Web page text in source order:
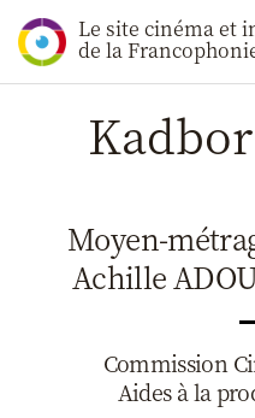
Le site cinéma et
de la
Moyen-
Achille
Commission
Aides à la